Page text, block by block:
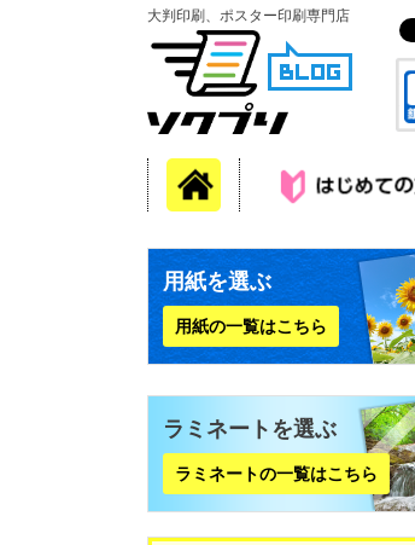
大判印刷、ポスター印刷専門店
用紙を選ぶ
用紙の一覧はこちら
ラミネートを選ぶ
ラミネートの一覧はこちら